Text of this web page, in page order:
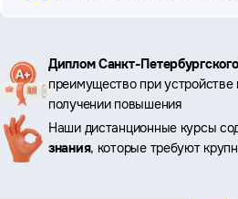
Ключевые
преимущества
Диплом Санкт-
преимущество при устройстве
получении повышения
Наши дистанционные курсы
знания, которые требуют